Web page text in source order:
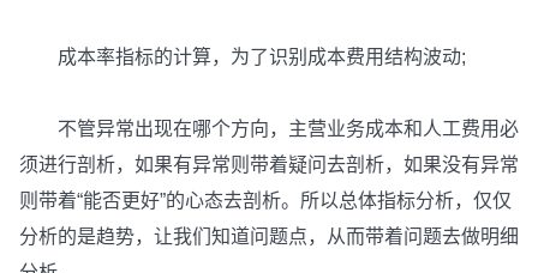
成本率指标的计算，为了识别成本费用结构波动;
不管异常出现在哪个方向，主营业务成本和人工费用必
须进行剖析，如果有异常则带着疑问去剖析，如果没有异常
则带着“能否更好”的心态去剖析。所以总体指标分析，仅仅
分析的是趋势，让我们知道问题点，从而带着问题去做明细